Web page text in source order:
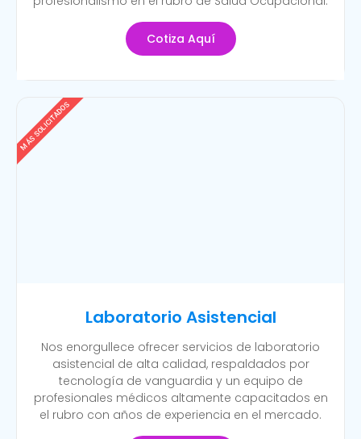
Cotiza Aquí
Laboratorio Asistencial
Nos enorgullece ofrecer servicios de laboratorio
asistencial de alta calidad, respaldados por
tecnología de vanguardia y un equipo de
profesionales médicos altamente capacitados en
el rubro con años de experiencia en el mercado.
MÁS SOLICITADOS